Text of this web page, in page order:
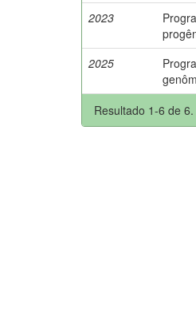
2023
2025
Resultado 1-6 de 6.